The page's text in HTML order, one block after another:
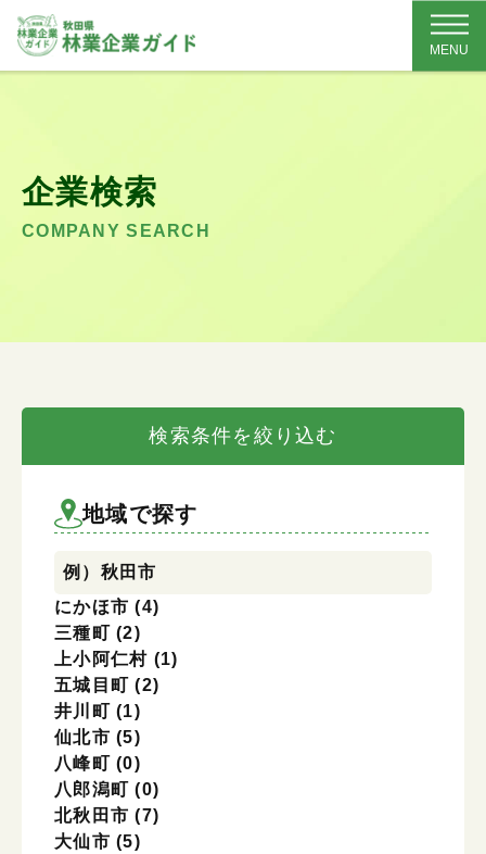
MENU
企業検索
COMPANY SEARCH
検索条件を絞り込む
地域で探す
地域を選択
例）秋田市
にかほ市 (4)
三種町 (2)
上小阿仁村 (1)
五城目町 (2)
井川町 (1)
仙北市 (5)
八峰町 (0)
八郎潟町 (0)
北秋田市 (7)
大仙市 (5)